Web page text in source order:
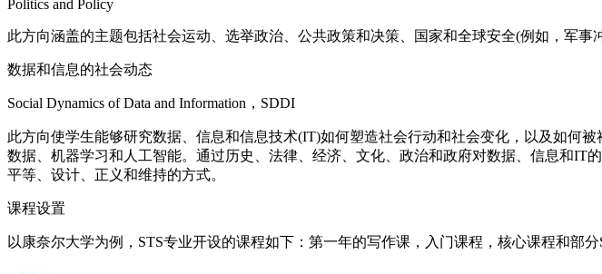
Politics and Policy
此方向涵盖的主题包括社会运动、选举政治、公共政策和决策、国家和全球安全(例如，军
数据和信息的社会动态
Social Dynamics of Data and Information，SDDI
此方向使学生能够研究数据、信息和信息技术(IT)如何塑造社会行动和社会变化，以及如何
数据、机器学习和人工智能。通过历史、法律、经济、文化、政治和政府对数据、信息和
平等、设计、正义和维持的方式。
课程设置
以康奈尔大学为例，STS专业开设的课程如下：第一年的写作课，入门课程，核心课程和部分